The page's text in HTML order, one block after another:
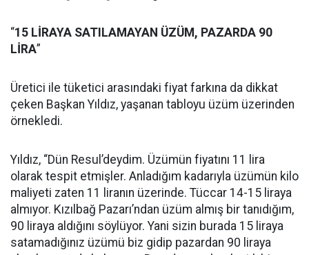
“15 LİRAYA SATILAMAYAN ÜZÜM, PAZARDA 90
LİRA”
Üretici ile tüketici arasındaki fiyat farkına da dikkat
çeken Başkan Yıldız, yaşanan tabloyu üzüm üzerinden
örnekledi.
Yıldız, “Dün Resul’deydim. Üzümün fiyatını 11 lira
olarak tespit etmişler. Anladığım kadarıyla üzümün kilo
maliyeti zaten 11 liranın üzerinde. Tüccar 14-15 liraya
almıyor. Kızılbağ Pazarı’ndan üzüm almış bir tanıdığım,
90 liraya aldığını söylüyor. Yani sizin burada 15 liraya
satamadığınız üzümü biz gidip pazardan 90 liraya